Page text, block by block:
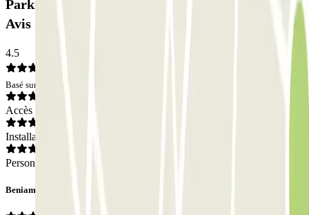
Parking ECTOR - Service Voiturier - Nice - T1:
Avis
4.5
Basé sur 8 avis
Accès
Installations
Personnel
Beniamino